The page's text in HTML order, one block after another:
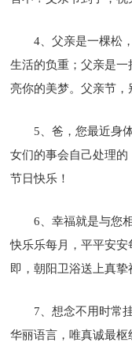
4、父亲是一棵松
生活的负重；父亲是
亮你的美梦。父亲节，
5、爸，您最近身
女们的事会自己处理
节日快乐！
6、幸福就是与您
快乐乐每月，平平安
即，朝阳卫浴送上真挚
7、想念不用时常
华丽语言，唯真诚最